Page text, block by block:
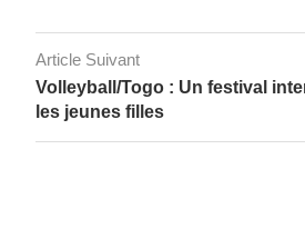
Article Suivant
Volleyball/Togo : Un festival
les jeunes filles